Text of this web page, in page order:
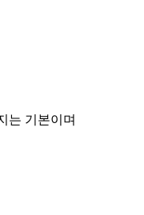
는 기본이며